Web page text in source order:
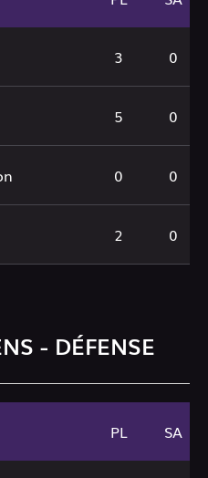
3 0
5 0
0 0
2 0
- DÉFENSE
PL SA